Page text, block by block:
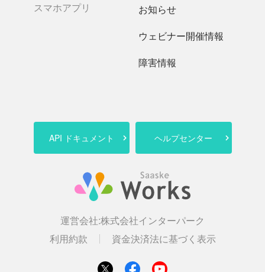
スマホアプリ
お知らせ
ウェビナー開催情報
障害情報
API ドキュメント ヘルプセンター
運営会社:株式会社インターパーク
利用約款
資金決済法に基づく表示